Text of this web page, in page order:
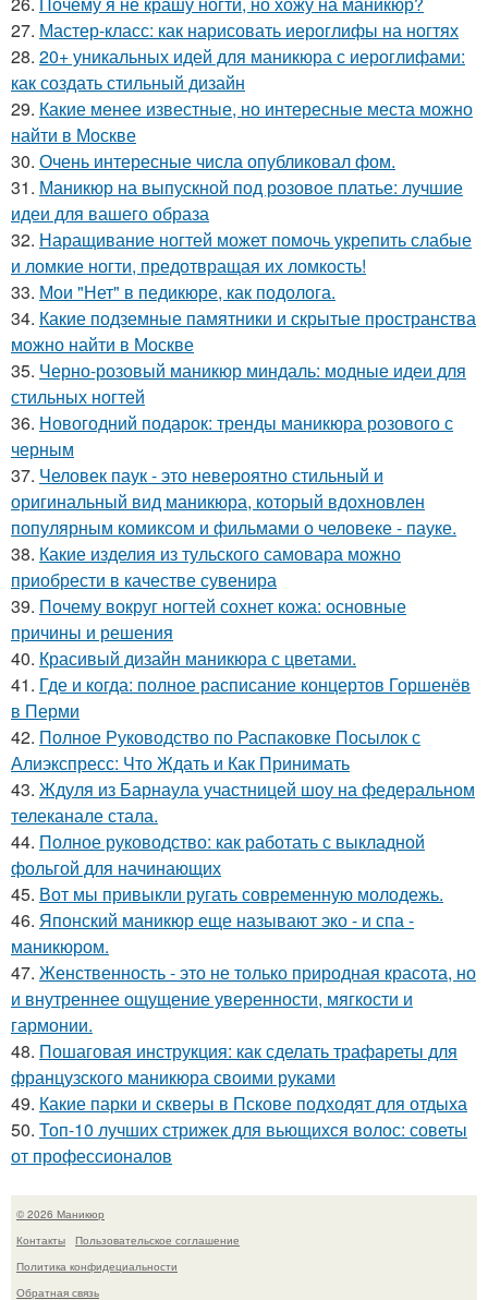
27. Мастер-класс: как нарисовать иероглифы на ногтях
28. 20+ уникальных идей для маникюра с иероглифами:
как создать стильный дизайн
29. Какие менее известные, но интересные места можно
найти в Москве
30. Очень интересные числа опубликовал фом.
31. Маникюр на выпускной под розовое платье: лучшие
идеи для вашего образа
32. Наращивание ногтей может помочь укрепить слабые
и ломкие ногти, предотвращая их ломкость!
33. Мои "Нет" в педикюре, как подолога.
34. Какие подземные памятники и скрытые пространства
можно найти в Москве
35. Черно-розовый маникюр миндаль: модные идеи для
стильных ногтей
36. Новогодний подарок: тренды маникюра розового с
черным
37. Человек паук - это невероятно стильный и
оригинальный вид маникюра, который вдохновлен
популярным комиксом и фильмами о человеке - пауке.
38. Какие изделия из тульского самовара можно
приобрести в качестве сувенира
39. Почему вокруг ногтей сохнет кожа: основные
причины и решения
40. Красивый дизайн маникюра с цветами.
41. Где и когда: полное расписание концертов Горшенёв
в Перми
42. Полное Руководство по Распаковке Посылок с
Алиэкспресс: Что Ждать и Как Принимать
43. Ждуля из Барнаула участницей шоу на федеральном
телеканале стала.
44. Полное руководство: как работать с выкладной
фольгой для начинающих
45. Вот мы привыкли ругать современную молодежь.
46. Японский маникюр еще называют эко - и спа -
маникюром.
47. Женственность - это не только природная красота, но
и внутреннее ощущение уверенности, мягкости и
гармонии.
48. Пошаговая инструкция: как сделать трафареты для
французского маникюра своими руками
49. Какие парки и скверы в Пскове подходят для отдыха
50. Топ-10 лучших стрижек для вьющихся волос: советы
от профессионалов
© 2026 Маникюр
Контакты
Пользовательское соглашение
Политика конфидециальности
Обратная связь